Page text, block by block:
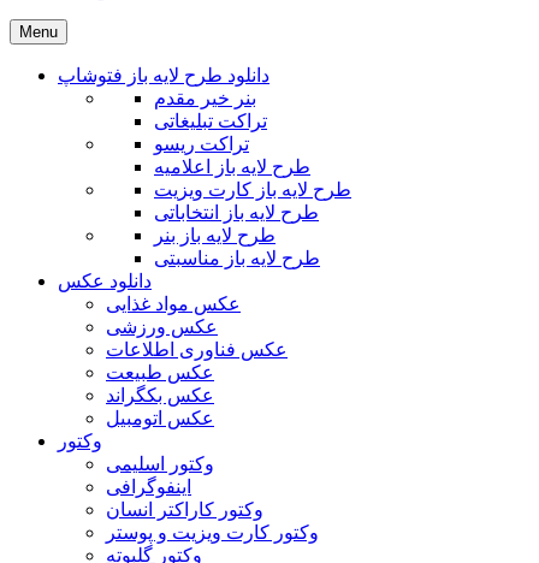
Menu
دانلود طرح لایه باز فتوشاپ
بنر خیر مقدم
تراکت تبلیغاتی
تراکت ریسو
طرح لایه باز اعلامیه
طرح لایه باز کارت ویزیت
طرح لایه باز انتخاباتی
طرح لایه باز بنر
طرح لایه باز مناسبتی
دانلود عکس
عکس مواد غذایی
عکس ورزشی
عکس فناوری اطلاعات
عکس طبیعت
عکس بکگراند
عکس اتومبیل
وکتور
وکتور اسلیمی
اینفوگرافی
وکتور کاراکتر انسان
وکتور کارت ویزیت و پوستر
وکتور گلبوته